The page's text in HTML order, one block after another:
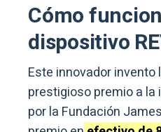
Cómo
dispositivo
Este innovador invento
prestigioso premio a
por la Fundación